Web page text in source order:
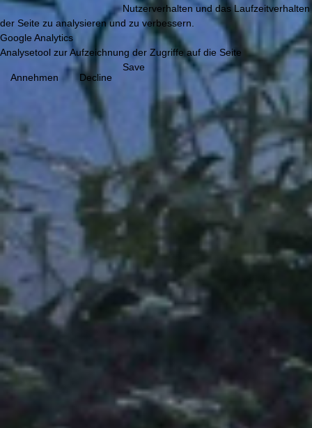
Nutzerverhalten und das Laufzeitverhalten
der Seite zu analysieren und zu verbessern.
Google Analytics
Analysetool zur Aufzeichnung der Zugriffe auf die Seite
Annehmen Decline
Save